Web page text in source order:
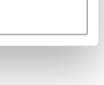
behov oavsett om
rekommenderas.